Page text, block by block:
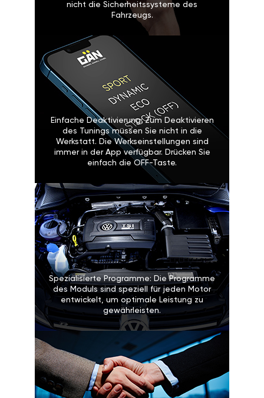
nicht die Sicherheitssysteme des
Fahrzeugs.
Einfache Deaktivierung: Zum Deaktivieren
des Tunings müssen Sie nicht in die
Werkstatt. Die Werkseinstellungen sind
immer in der App verfügbar. Drücken Sie
einfach die OFF-Taste.
Spezialisierte Programme: Die Programme
des Moduls sind speziell für jeden Motor
entwickelt, um optimale Leistung zu
gewährleisten.